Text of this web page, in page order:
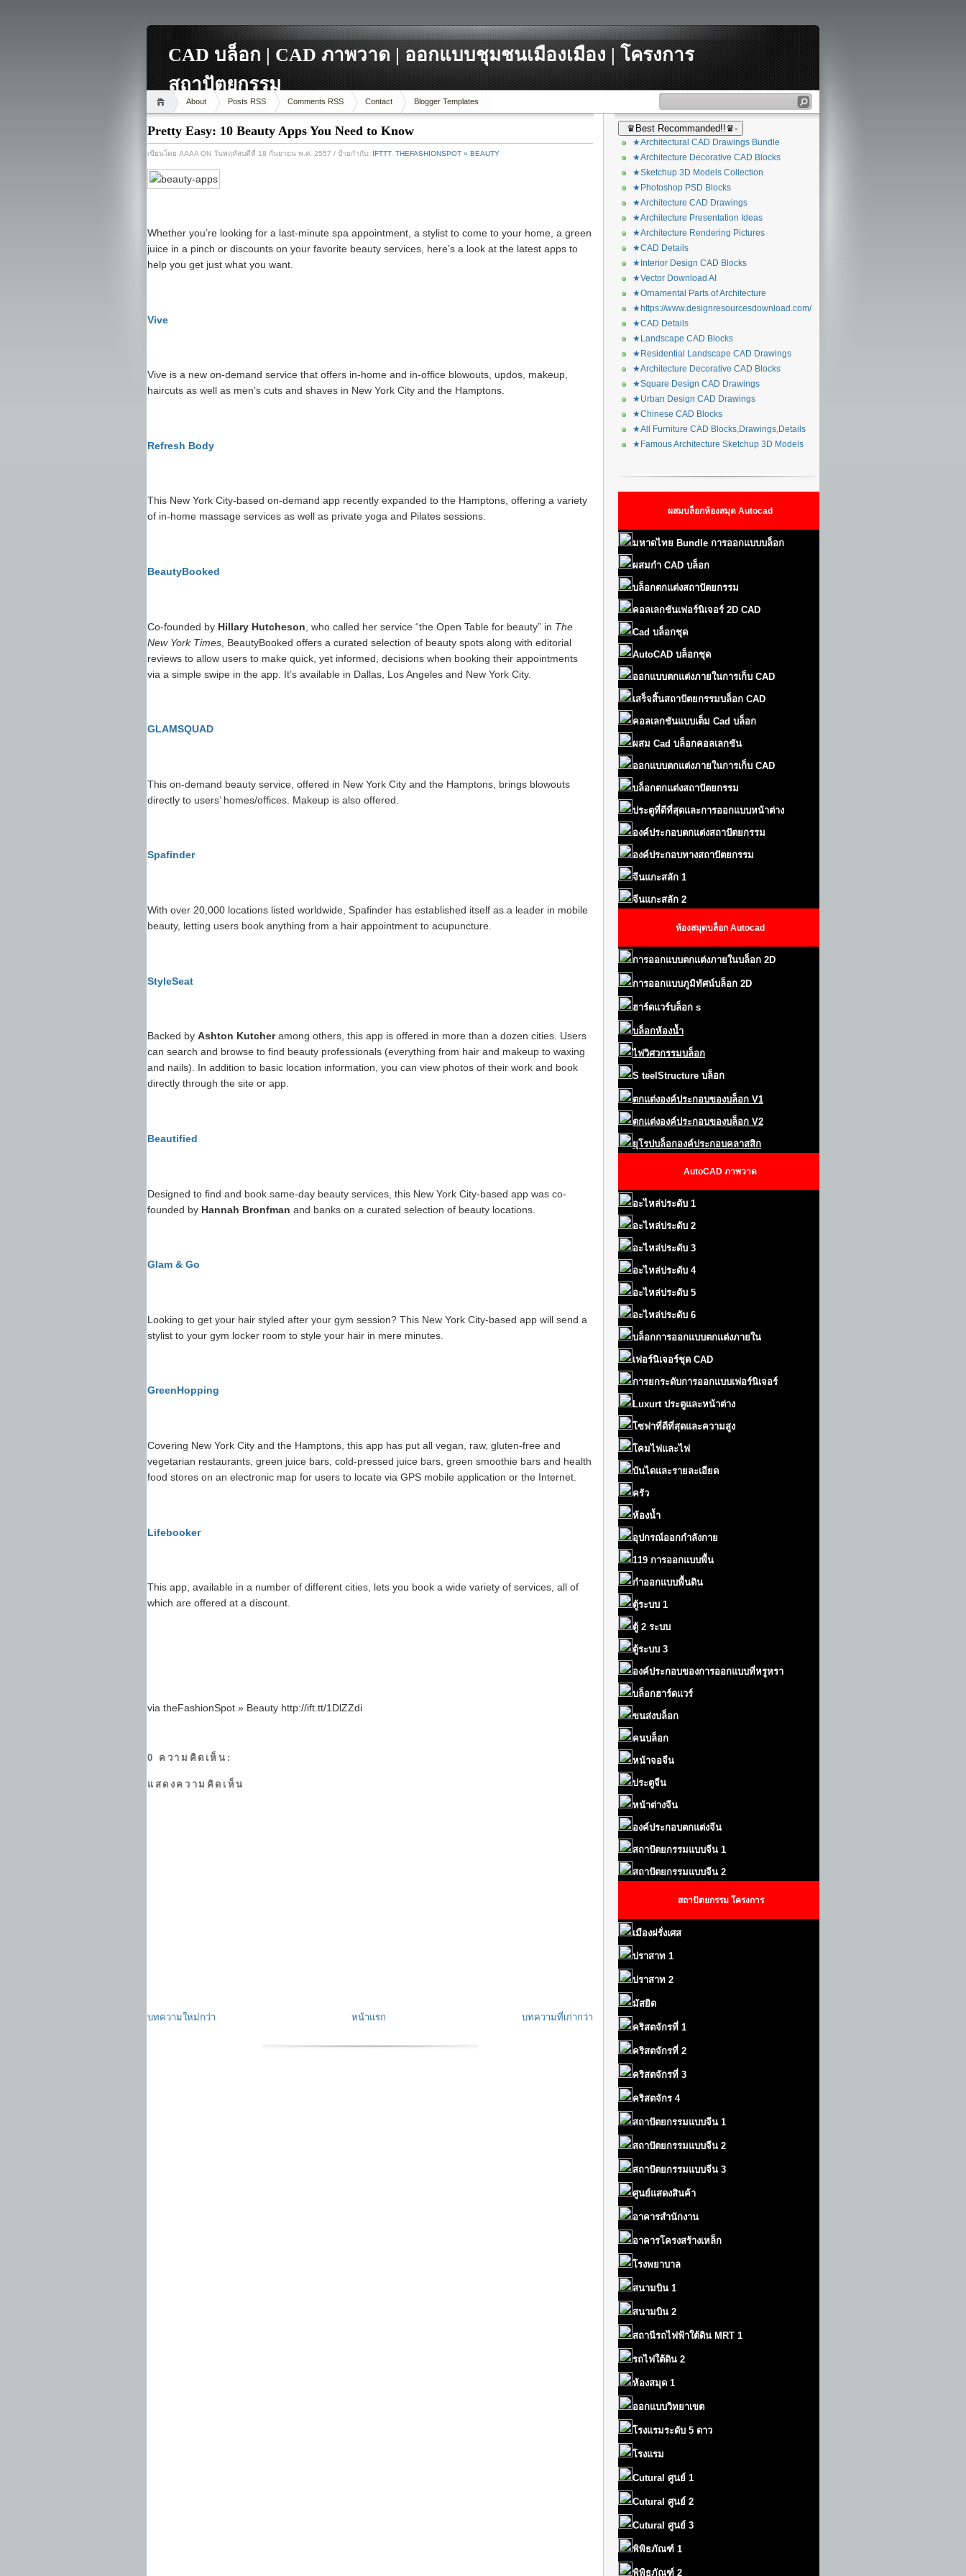
CAD บล็อก | CAD ภาพวาด | ออกแบบชุมชนเมืองเมือง | โครงการ
สถาปัตยกรรม
About Posts RSS Comments RSS Contact Blogger Templates
Pretty Easy: 10 Beauty Apps You Need to Know
เขียนโดย AAAA ON วันพฤหัสบดีที่ 18 กันยายน พ.ศ. 2557 / ป้ายกำกับ: IFTTT, THEFASHIONSPOT » BEAUTY
Whether you’re looking for a last-minute spa appointment, a stylist to come to your home, a green
juice in a pinch or discounts on your favorite beauty services, here’s a look at the latest apps to
help you get just what you want.
Vive
Vive is a new on-demand service that offers in-home and in-office blowouts, updos, makeup,
haircuts as well as men’s cuts and shaves in New York City and the Hamptons.
Refresh Body
This New York City-based on-demand app recently expanded to the Hamptons, offering a variety
of in-home massage services as well as private yoga and Pilates sessions.
BeautyBooked
Co-founded by Hillary Hutcheson , who called her service “the Open Table for beauty” in The
New York Times , BeautyBooked offers a curated selection of beauty spots along with editorial
reviews to allow users to make quick, yet informed, decisions when booking their appointments
via a simple swipe in the app. It’s available in Dallas, Los Angeles and New York City.
GLAMSQUAD
This on-demand beauty service, offered in New York City and the Hamptons, brings blowouts
directly to users’ homes/offices. Makeup is also offered.
Spafinder
With over 20,000 locations listed worldwide, Spafinder has established itself as a leader in mobile
beauty, letting users book anything from a hair appointment to acupuncture.
StyleSeat
Backed by Ashton Kutcheramong others, this app is offered in more than a dozen cities. Users
can search and browse to find beauty professionals (everything from hair and makeup to waxing
and nails). In addition to basic location information, you can view photos of their work and book
directly through the site or app.
Beautified
Designed to find and book same-day beauty services, this New York City-based app was co-
founded by Hannah Bronfman and banks on a curated selection of beauty locations.
Glam & Go
Looking to get your hair styled after your gym session? This New York City-based app will send a
stylist to your gym locker room to style your hair in mere minutes.
GreenHopping
Covering New York City and the Hamptons, this app has put all vegan, raw, gluten-free and
vegetarian restaurants, green juice bars, cold-pressed juice bars, green smoothie bars and health
food stores on an electronic map for users to locate via GPS mobile application or the Internet.
Lifebooker
This app, available in a number of different cities, lets you book a wide variety of services, all of
which are offered at a discount.
via theFashionSpot » Beauty http://ift.tt/1DlZZdi
0 ความคิดเห็น:
แสดงความคิดเห็น
บทความใหม่กว่า บทความที่เก่ากว่า
หน้าแรก
♛Best Recommanded!!♛-
★Architectural CAD Drawings Bundle
★Architecture Decorative CAD Blocks
★Sketchup 3D Models Collection
★Photoshop PSD Blocks
★Architecture CAD Drawings
★Architecture Presentation Ideas
★Architecture Rendering Pictures
★CAD Details
★Interior Design CAD Blocks
★Vector Download AI
★Ornamental Parts of Architecture
★https://www.designresourcesdownload.com/
★CAD Details
★Landscape CAD Blocks
★Residential Landscape CAD Drawings
★Architecture Decorative CAD Blocks
★Square Design CAD Drawings
★Urban Design CAD Drawings
★Chinese CAD Blocks
★All Furniture CAD Blocks,Drawings,Details
★Famous Architecture Sketchup 3D Models
ผสมบล็อกห้องสมุด Autocad
มหาดไทย Bundle การออกแบบบล็อก
ผสมกำ CAD บล็อก
บล็อกตกแต่งสถาปัตยกรรม
คอลเลกชันเฟอร์นิเจอร์ 2D CAD
Cad บล็อกชุด
AutoCAD บล็อกชุด
ออกแบบตกแต่งภายในการเก็บ CAD
เสร็จสิ้นสถาปัตยกรรมบล็อก CAD
คอลเลกชันแบบเต็ม Cad บล็อก
ผสม Cad บล็อกคอลเลกชัน
ออกแบบตกแต่งภายในการเก็บ CAD
บล็อกตกแต่งสถาปัตยกรรม
ประตูที่ดีที่สุดและการออกแบบหน้าต่าง
องค์ประกอบตกแต่งสถาปัตยกรรม
องค์ประกอบทางสถาปัตยกรรม
จีนแกะสลัก 1
จีนแกะสลัก 2
ห้องสมุดบล็อก Autocad
การออกแบบตกแต่งภายในบล็อก 2D
การออกแบบภูมิทัศน์บล็อก 2D
ฮาร์ดแวร์บล็อก s
บล็อกห้องน้ำ
ไฟวิศวกรรมบล็อก
S teel Structure บล็อก
ตกแต่งองค์ประกอบของบล็อก V1
ตกแต่งองค์ประกอบของบล็อก V2
ยุโรปบล็อกองค์ประกอบคลาสสิก
AutoCAD ภาพวาด
อะไหล่ประดับ 1
อะไหล่ประดับ 2
อะไหล่ประดับ 3
อะไหล่ประดับ 4
อะไหล่ประดับ 5
อะไหล่ประดับ 6
บล็อกการออกแบบตกแต่งภายใน
เฟอร์นิเจอร์ชุด CAD
การยกระดับการออกแบบเฟอร์นิเจอร์
Luxurt ประตูและหน้าต่าง
โซฟาที่ดีที่สุดและความสูง
โคมไฟและไฟ
บันไดและรายละเอียด
ครัว
ห้องน้ำ
อุปกรณ์ออกกำลังกาย
119 การออกแบบพื้น
กำออกแบบพื้นดิน
ตู้ระบบ 1
ตู้ 2 ระบบ
ตู้ระบบ 3
องค์ประกอบของการออกแบบที่หรูหรา
บล็อกฮาร์ดแวร์
ขนส่งบล็อก
คนบล็อก
หน้าจอจีน
ประตูจีน
หน้าต่างจีน
องค์ประกอบตกแต่งจีน
สถาปัตยกรรมแบบจีน 1
สถาปัตยกรรมแบบจีน 2
สถาปัตยกรรม โครงการ
เมืองฝรั่งเศส
ปราสาท 1
ปราสาท 2
มัสยิด
คริสตจักรที่ 1
คริสตจักรที่ 2
คริสตจักรที่ 3
คริสตจักร 4
สถาปัตยกรรมแบบจีน 1
สถาปัตยกรรมแบบจีน 2
สถาปัตยกรรมแบบจีน 3
ศูนย์แสดงสินค้า
อาคารสำนักงาน
อาคารโครงสร้างเหล็ก
โรงพยาบาล
สนามบิน 1
สนามบิน 2
สถานีรถไฟฟ้าใต้ดิน MRT 1
รถไฟใต้ดิน 2
ห้องสมุด 1
ออกแบบวิทยาเขต
โรงแรมระดับ 5 ดาว
โรงแรม
Cutural ศูนย์ 1
Cutural ศูนย์ 2
Cutural ศูนย์ 3
พิพิธภัณฑ์ 1
พิพิธภัณฑ์ 2